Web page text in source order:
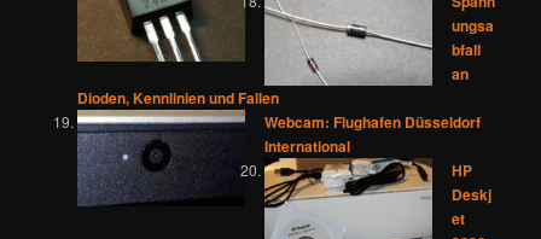
ungsa
bfall
an
Dioden, Kennlinien und Fallen
Webcam: Flughafen Düsseldorf
International
HP
Deskj
et